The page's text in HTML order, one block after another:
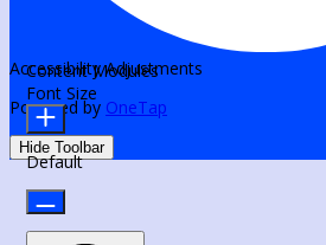
Accessibility Adjustments
Powered by OneTap
Hide Toolbar
Content Modules
Font Size
Default